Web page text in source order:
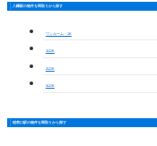
八幡駅の物件を間取りから探す
ワンルーム・1K
1LDK
2LDK
3LDK
稲荷口駅の物件を間取りから探す